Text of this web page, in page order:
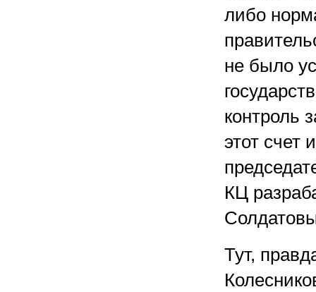
либо
не было
контроль
этот счет
КЦ
Тут,